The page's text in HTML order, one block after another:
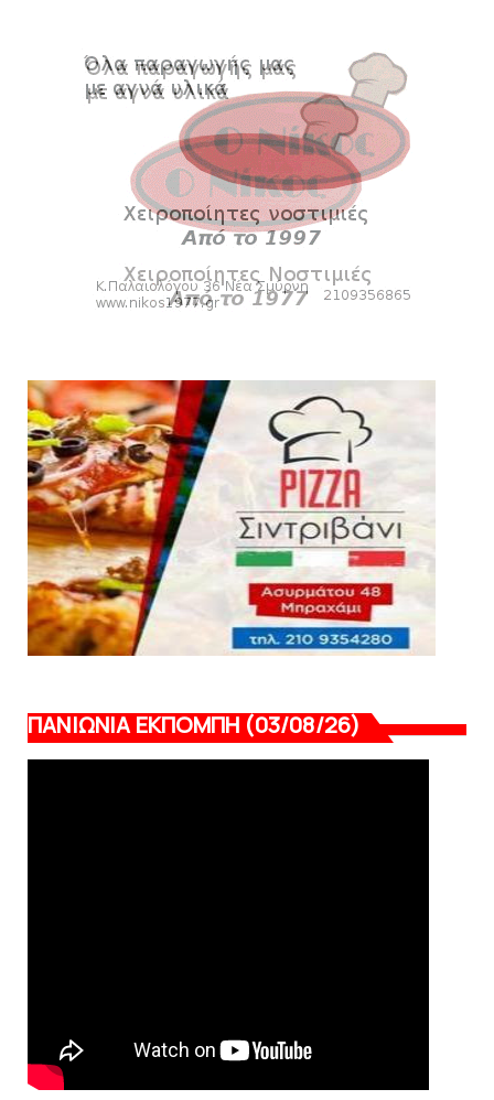
Πανιώνιoς: Tο πρόγραμμα στο
φιλανθρωπικό τουρνουά του Bόλου
August 06, 2026
HEADLINES
Πανιώνια Εκπομπή: Eυχαριστούμε και...
συνεχίζουμε!
August 04, 2026
HEADLINES
Θλίψη για τον χαμό του Γιώργου
SLIDE
Ξεκινά η ελεύθερη διάθεση των εισιτηρίων
διαρκείας του βόλεϊ...
August 04, 2026
ΠΑΝΙΩΝΙΑ ΕΚΠΟΜΠΗ (03/08/26)